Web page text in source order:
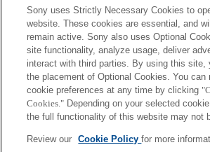
มีใช้งานพร้อมอะแดปเตอร์เมาส์
ไม่รองรับ SteadyShot
สัญญาณรบกวนเลนส์ที่เกิดจากการทำงานของกล้อง
ถูกบันทึกได้ระหว่างการบันทึกภาพเคลื่อนไหว
ไม่สามารถใช้การปรับรูรับแสงอัตโนมัติได้ในโหมด
การเปลี่ยนรูรับแสงขณะบันทึกภาพอาจทำให้เกิดเสี
ที่ทำงาน
Sony uses Strictly Necessary Cookies to
website. These cookies are essential, and
remain active. Sony also uses Optional
site functionality, analyze usage, deliver
interact with third parties. By using this site,
the placement of Optional Cookies. You can
cookie preferences at any time by clicking
Cookies." Depending on your selected
the full functionality of this website may not
Review our Cookie Policyfor more